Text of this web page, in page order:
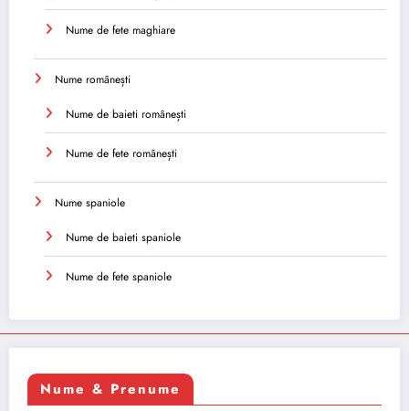
Nume de fete maghiare
Nume românești
Nume de baieti românești
Nume de fete românești
Nume spaniole
Nume de baieti spaniole
Nume de fete spaniole
Nume & Prenume